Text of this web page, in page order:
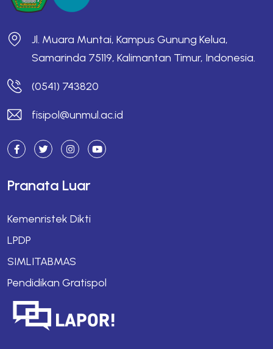
Jl. Muara Muntai, Kampus Gunung Kelua,
Samarinda 75119, Kalimantan Timur, Indonesia.
(0541) 743820
fisipol@unmul.ac.id
Pranata Luar
Kemenristek Dikti
LPDP
SIMLITABMAS
Pendidikan Gratispol